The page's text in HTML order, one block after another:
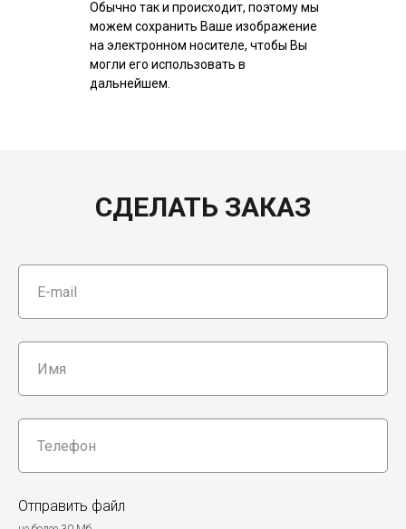
Обычно так и происходит, поэтому мы
можем сохранить Ваше изображение
на электронном носителе, чтобы Вы
могли его использовать в
дальнейшем.
СДЕЛАТЬ ЗАКАЗ
Отправить файл